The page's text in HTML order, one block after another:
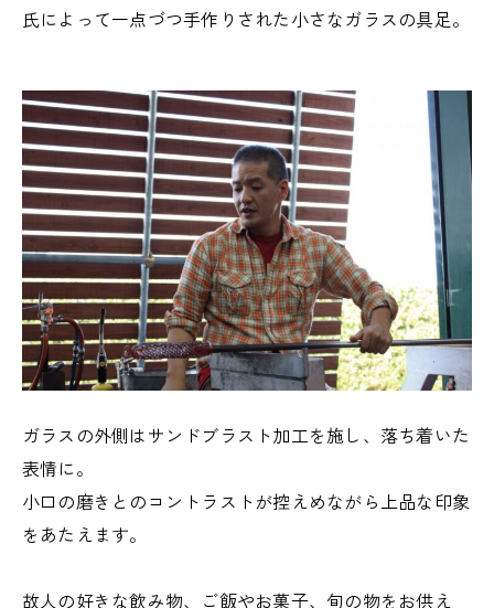
氏によって一点づつ手作りされた小さなガラスの具足。
ガラスの外側はサンドブラスト加工を施し、落ち着いた
表情に。
小口の磨きとのコントラストが控えめながら上品な印象
をあたえます。
故人の好きな飲み物、ご飯やお菓子、旬の物をお供え